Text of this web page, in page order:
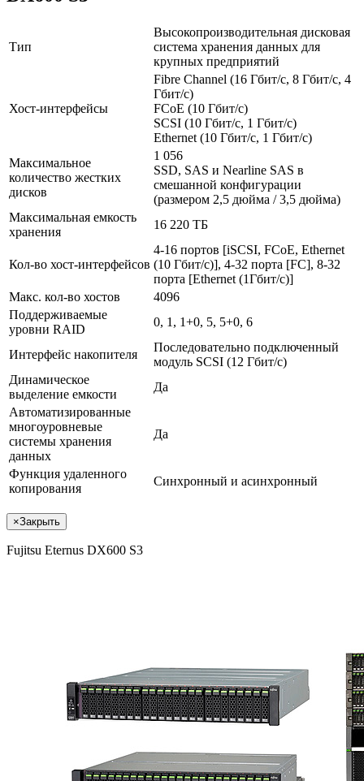
Тип
Высокопроизводительная дисковая
система хранения данных для
крупных предприятий
Хост-интерфейсы
Fibre Channel (16 Гбит/с, 8 Гбит/с, 4
Гбит/с)
FCoE (10 Гбит/c)
SCSI (10 Гбит/с, 1 Гбит/с)
Ethernet (10 Гбит/с, 1 Гбит/с)
Максимальное
количество жестких
дисков
1 056
SSD, SAS и Nearline SAS в
смешанной конфигурации
(размером 2,5 дюйма / 3,5 дюйма)
Максимальная емкость
хранения
16 220 ТБ
Кол-во хост-интерфейсов
4-16 портов [iSCSI, FCoE, Ethernet
(10 Гбит/с)], 4-32 порта [FC], 8-32
порта [Ethernet (1Гбит/с)]
Макс. кол-во хостов
4096
Поддерживаемые
уровни RAID
0, 1, 1+0, 5, 5+0, 6
Интерфейс накопителя
Последовательно подключенный
модуль SCSI (12 Гбит/с)
Динамическое
выделение емкости
Да
Автоматизированные
многоуровневые
системы хранения
данных
Да
Функция удаленного
копирования
Синхронный и асинхронный
×Закрыть
Fujitsu Eternus DX600 S3